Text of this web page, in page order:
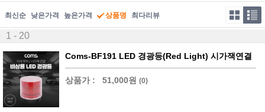
최신순 낮은가격 높은가격 상품명 최다리뷰
1 - 20
Coms-BF191 LED 경광등(Red Light) 시가잭연결
상품가 : 51,000원 (0)